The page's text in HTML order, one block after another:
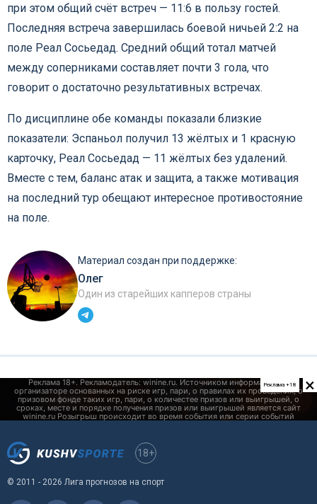
при этом общий счёт встреч — 11:6 в пользу гостей.
Последняя встреча завершилась боевой ничьей 2:2 на
поле Реал Сосьедад. Средний общий тотал матчей
между соперниками составляет почти 3 гола, что
говорит о достаточно результативных встречах.
По дисциплине обе команды показали близкие
показатели: Эспаньол получил 13 жёлтых и 1 красную
карточку, Реал Сосьедад — 11 жёлтых без удалений.
Вместе с тем, баланс атак и защита, а также мотивация
на последний тур обещают интересное противостояние
на поле.
Материал создан при поддержке:
Олег
Один из старейших капперов страны
×
Реклама +18
18+
© 2011 - 2026 Лига прогнозов на спорт